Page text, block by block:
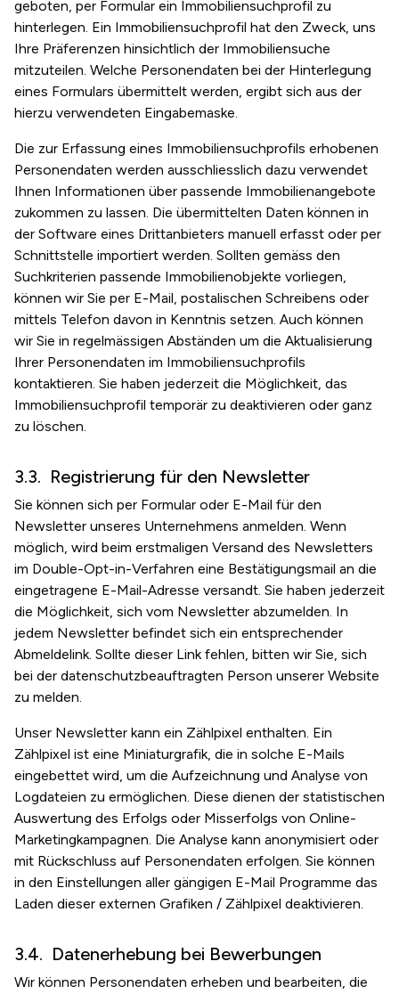
geboten, per Formular ein Immobiliensuchprofil zu
hinterlegen. Ein Immobiliensuchprofil hat den Zweck, uns
Ihre Präferenzen hinsichtlich der Immobiliensuche
mitzuteilen. Welche Personendaten bei der Hinterlegung
eines Formulars übermittelt werden, ergibt sich aus der
hierzu verwendeten Eingabemaske.
Die zur Erfassung eines Immobiliensuchprofils erhobenen
Personendaten werden ausschliesslich dazu verwendet
Ihnen Informationen über passende Immobilienangebote
zukommen zu lassen. Die übermittelten Daten können in
der Software eines Drittanbieters manuell erfasst oder per
Schnittstelle importiert werden. Sollten gemäss den
Suchkriterien passende Immobilienobjekte vorliegen,
können wir Sie per E-Mail, postalischen Schreibens oder
mittels Telefon davon in Kenntnis setzen. Auch können
wir Sie in regelmässigen Abständen um die Aktualisierung
Ihrer Personendaten im Immobiliensuchprofils
kontaktieren. Sie haben jederzeit die Möglichkeit, das
Immobiliensuchprofil temporär zu deaktivieren oder ganz
zu löschen.
Registrierung für den Newsletter
Sie können sich per Formular oder E-Mail für den
Newsletter unseres Unternehmens anmelden. Wenn
möglich, wird beim erstmaligen Versand des Newsletters
im Double-Opt-in-Verfahren eine Bestätigungsmail an die
eingetragene E-Mail-Adresse versandt. Sie haben jederzeit
die Möglichkeit, sich vom Newsletter abzumelden. In
jedem Newsletter befindet sich ein entsprechender
Abmeldelink. Sollte dieser Link fehlen, bitten wir Sie, sich
bei der datenschutzbeauftragten Person unserer Website
zu melden.
Unser Newsletter kann ein Zählpixel enthalten. Ein
Zählpixel ist eine Miniaturgrafik, die in solche E-Mails
eingebettet wird, um die Aufzeichnung und Analyse von
Logdateien zu ermöglichen. Diese dienen der statistischen
Auswertung des Erfolgs oder Misserfolgs von Online-
Marketingkampagnen. Die Analyse kann anonymisiert oder
mit Rückschluss auf Personendaten erfolgen. Sie können
in den Einstellungen aller gängigen E-Mail Programme das
Laden dieser externen Grafiken / Zählpixel deaktivieren.
Datenerhebung bei Bewerbungen
Wir können Personendaten erheben und bearbeiten, die